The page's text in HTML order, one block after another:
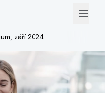
září 2024